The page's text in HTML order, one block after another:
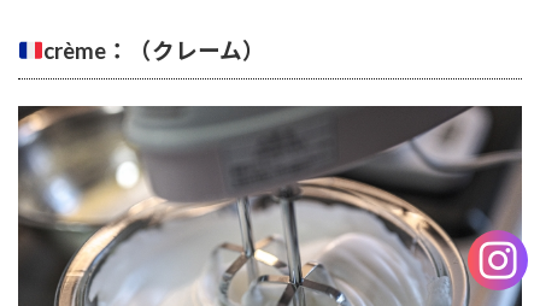
crème：（クレーム）